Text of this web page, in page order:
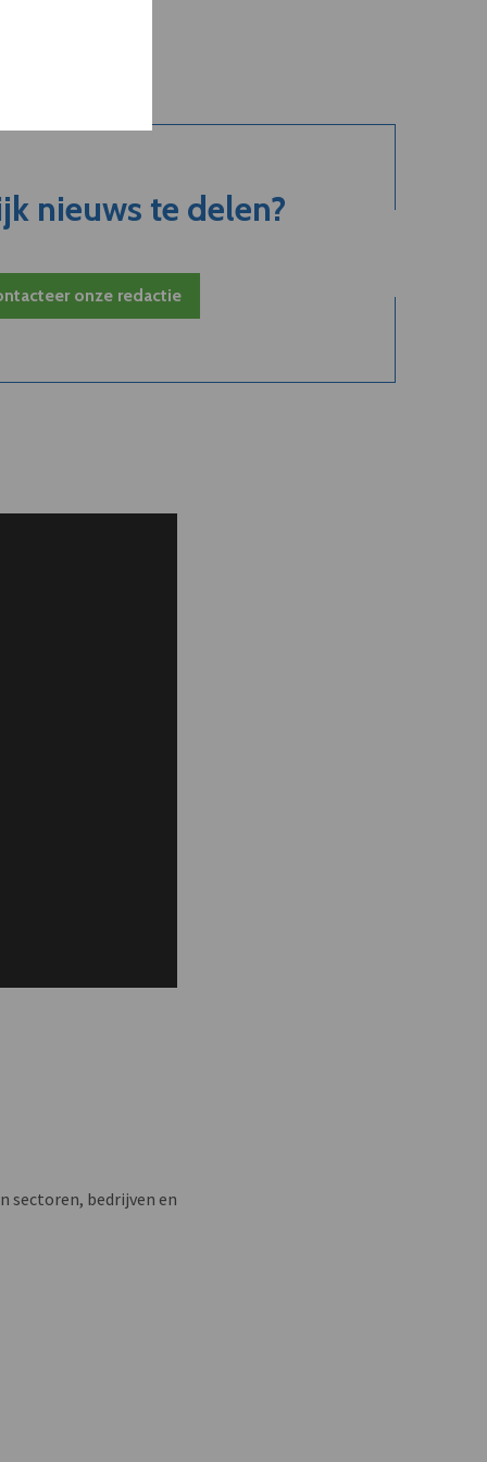
nieuws te delen?
onze redactie
sectoren, bedrijven en